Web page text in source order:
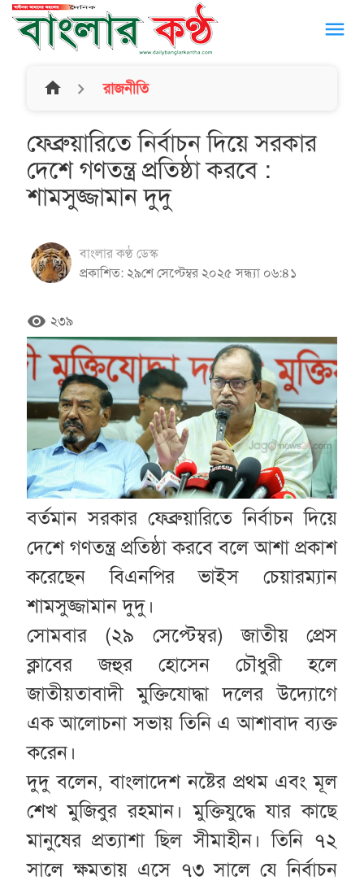
menu
home রাজনীতি
ফেব্রুয়ারিতে নির্বাচন দিয়ে সরকার
দেশে গণতন্ত্র প্রতিষ্ঠা করবে :
শামসুজ্জামান দুদু
বাংলার কণ্ঠ ডেস্ক
প্রকাশিত: ২৯শে সেপ্টেম্বর ২০২৫ সন্ধ্যা ০৬:৪১
remove_red_eye ২৩৯
বর্তমান সরকার ফেব্রুয়ারিতে নির্বাচন দিয়ে
দেশে গণতন্ত্র প্রতিষ্ঠা করবে বলে আশা প্রকাশ
করেছেন বিএনপির ভাইস চেয়ারম্যান
শামসুজ্জামান দুদু।
সোমবার (২৯ সেপ্টেম্বর) জাতীয় প্রেস
ক্লাবের জহুর হোসেন চৌধুরী হলে
জাতীয়তাবাদী মুক্তিযোদ্ধা দলের উদ্যোগে
এক আলোচনা সভায় তিনি এ আশাবাদ ব্যক্ত
করেন।
দুদু বলেন, বাংলাদেশ নষ্টের প্রথম এবং মূল
শেখ মুজিবুর রহমান। মুক্তিযুদ্ধে যার কাছে
মানুষের প্রত্যাশা ছিল সীমাহীন। তিনি ৭২
সালে ক্ষমতায় এসে ৭৩ সালে যে নির্বাচন